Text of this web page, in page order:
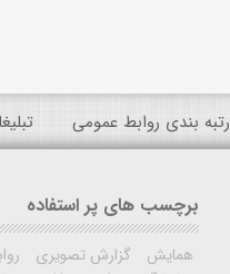
رتبه بندی روابط عمومی
برچسب های پر استفاده
همایش گزارش تصویری